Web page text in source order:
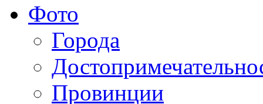
Фото
Города
Провинции